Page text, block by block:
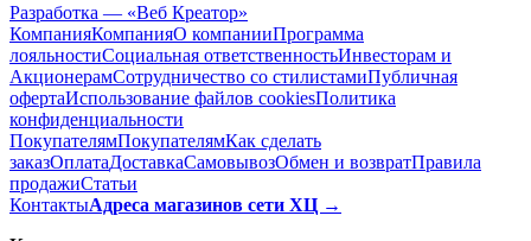
Разработка — «Веб Креатор»
КомпанияКомпанияО компанииПрограмма
лояльностиСоциальная ответственностьИнвесторам и
АкционерамСотрудничество со стилистамиПубличная
офертаИспользование файлов cookiesПолитика
конфиденциальности
ПокупателямПокупателямКак сделать
заказОплатаДоставкаCамовывозОбмен и возвратПравила
продажиСтатьи
КонтактыАдреса магазинов сети ХЦ →